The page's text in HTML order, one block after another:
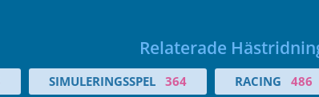
Relaterade
SIMULERINGSSPEL 364 RACING 486